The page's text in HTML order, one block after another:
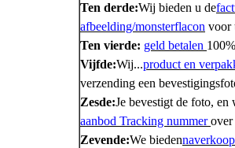
Ten derde:Wij bieden u de
afbeelding/monsterflacon voor
Ten vierde: geld betalen
Vijfde:Wij...product en
verzending een
Zesde:Je bevestigt de foto, en
aanbod Tracking nummer over
Zevende:We bieden